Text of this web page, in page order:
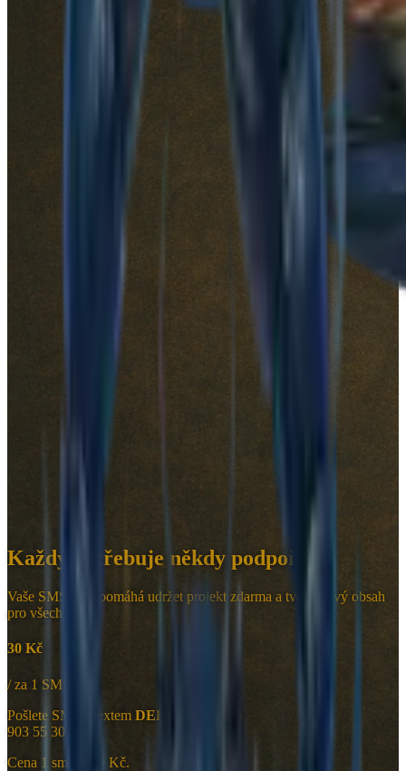
Každý potřebuje někdy podpořit
Vaše SMS nám pomáhá udržet projekt zdarma a tvořit nový obsah
pro všechny.
30 Kč
/ za 1 SMS
Pošlete SMS s textem DEKUJU
903 55 30
Cena 1 sms je 30 Kč.